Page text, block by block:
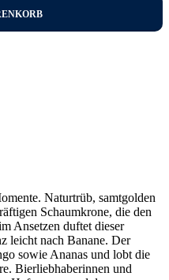
Naturtrüb, samtgolden
Schaumkrone, die den
Ansetzen duftet dieser
leicht nach Banane. Der
sowie Ananas und lobt die
Bierliebhaberinnen und